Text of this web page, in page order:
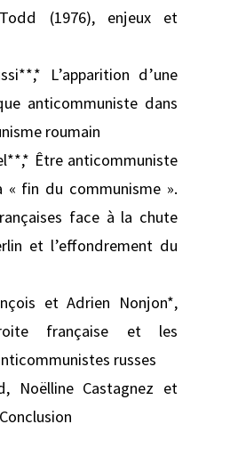
Todd (1976), enjeux et
L’apparition d’une
anticommuniste dans
roumain
Être anticommuniste
« fin du communisme ».
face à la chute
et l’effondrement du
et Adrien Nonjon*,
française et les
russes
Noëlline Castagnez et